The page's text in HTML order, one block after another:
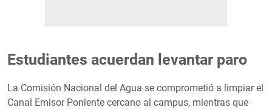
Estudiantes acuerdan levantar paro
La Comisión Nacional del Agua se comprometió a limpiar el
Canal Emisor Poniente cercano al campus, mientras que